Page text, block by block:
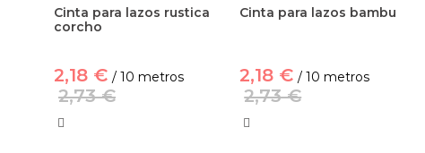
Cinta para lazos rustica
corcho
2,18 € / 10 metros
2,73 €
Cinta para lazos bambu
2,18 € / 10 metros
2,73 €